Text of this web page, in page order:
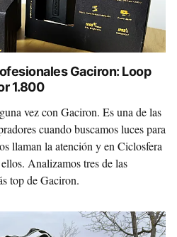
Gaciron: Loop
1.800
vez con Gaciron. Es una de las
cuando buscamos luces para
llaman la atención y en Ciclosfera
Analizamos tres de las
top de Gaciron.